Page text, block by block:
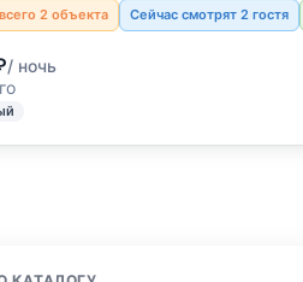
2 объекта Сейчас смотрят 2 гостя
/ ночь